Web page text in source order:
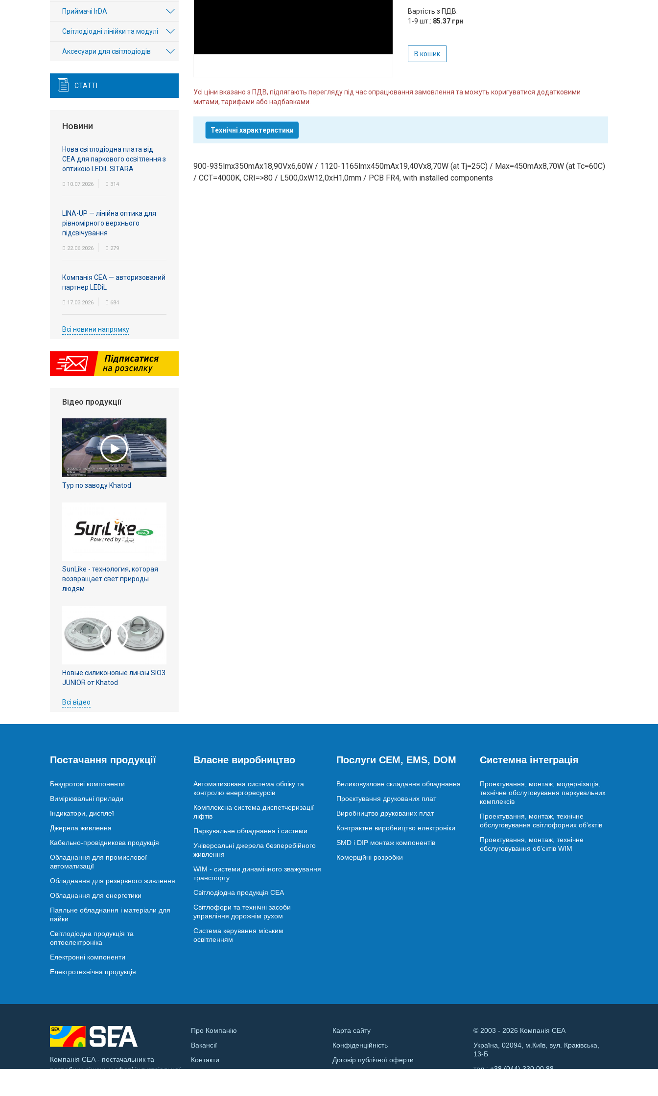
авторизація
Виробники
Контакти
Доставка
Вартість з ПДВ:
1-9 шт.: 85.37 грн
В кошик
Усі ціни вказано з ПДВ, підлягають перегляду під час опрацювання замовлення та можуть коригуватися додатковими
митами, тарифами або надбавками.
Технічні характеристики
900-935lmx350mAx18,90Vx6,60W / 1120-1165lmx450mAx19,40Vx8,70W (at Tj=25C) / Max=450mAx8,70W (at Tc=60C)
/ CCT=4000K, CRI=>80 / L500,0xW12,0xH1,0mm / PCB FR4, with installed components
Приймачі IrDA
Світлодіодні лінійки та модулі
Аксесуари для світлодіодів
СТАТТІ
Новини
Нова світлодіодна плата від
СЕА для паркового освітлення з
оптикою LEDiL SITARA
10.07.2026 314
LINA-UP — лінійна оптика для
рівномірного верхнього
підсвічування
22.06.2026 279
Компанія СЕА — авторизований
партнер LEDiL
17.03.2026 684
Всі новини напрямку
Відео продукції
Тур по заводу Khatod
SunLike - технология, которая
возвращает свет природы
людям
Новые силиконовые линзы SIO3
JUNIOR от Khatod
Всі відео
Постачання продукції
Бездротові компоненти
Вимірювальні прилади
Індикатори, дисплеї
Джерела живлення
Кабельно-провідникова продукція
Обладнання для промислової
автоматизації
Обладнання для резервного живлення
Обладнання для енергетики
Паяльне обладнання і матеріали для
пайки
Світлодіодна продукція та
оптоелектроніка
Електронні компоненти
Електротехнічна продукція
Власне виробництво
Автоматизована система обліку та
контролю енергоресурсів
Комплексна система диспетчеризації
ліфтів
Паркувальне обладнання і системи
Універсальні джерела безперебійного
живлення
WIM - системи динамічного зважування
транспорту
Світлодіодна продукція СЕА
Світлофори та технічні засоби
управління дорожнім рухом
Система керування міським
освітленням
Послуги CEM, EMS, DOM
Великовузлове складання обладнання
Проєктування друкованих плат
Виробництво друкованих плат
Контрактне виробництво електроніки
SMD і DIP монтаж компонентів
Комерційні розробки
Системна інтеграція
Проектування, монтаж, модернізація,
технічне обслуговування паркувальних
комплексів
Проектування, монтаж, технічне
обслуговування світлофорних об'єктів
Проектування, монтаж, технічне
обслуговування об'єктів WIM
Компанія СЕА - постачальник та
розробник рішень у сфері індустріальної
Про Компанію
Вакансії
Контакти
Карта сайту
Конфіденційність
Договір публічної оферти
© 2003 - 2026 Компанія СЕА
Україна, 02094, м.Київ, вул. Краківська,
13-Б
тел.:+38 (044) 330 00 88